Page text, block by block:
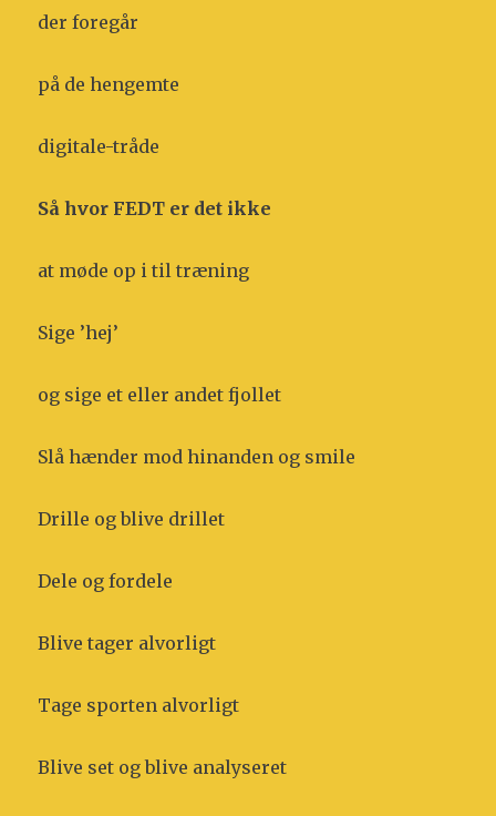
der foregår
på de hengemte
digitale-tråde
Så hvor FEDT er det ikke
at møde op i til træning
Sige ’hej’
og sige et eller andet fjollet
Slå hænder mod hinanden og smile
Drille og blive drillet
Dele og fordele
Blive tager alvorligt
Tage sporten alvorligt
Blive set og blive analyseret